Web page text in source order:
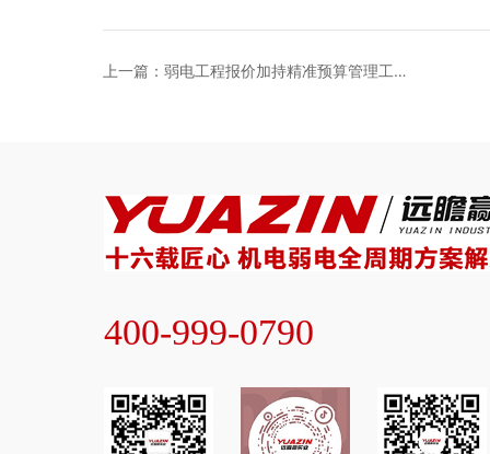
上一篇：弱电工程报价加持精准预算管理工具
400-999-0790